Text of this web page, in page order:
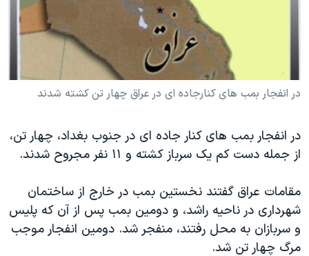
حقوق شهروندی
علم و فناوری
گالری عکس
آرشیو پخش زنده
انتخابات ریاست جمهوری آمریکا ۲۰۲۴
حمله جمهوری اسلامی به اسرائیل
رمز مهسا
اعتراضات زن، زندگی، آزادی
مجموعه مستندهای دادخواهی
تریبونال مردمی آبان ۹۸
دادگاه حمید نوری
چهل سال گروگان‌گیری
در انفجار بمب های کنارجاده ای در عراق چهار تن کشته شدند
در انفجار بمب های کنار جاده ای در جنوب بغداد، چهار تن،
از جمله دست کم یک سرباز کشته و ۱۱ نفر مجروح شدند.
مقامات عراق گفتند نخستین بمب در خارج از ساختمان
شهرداری در ناحیه راشد، و دومین بمب پس از آن که پلیس
و سربازان به محل رفتند، منفجر شد. دومین انفجار موجب
مرگ چهار تن شد.